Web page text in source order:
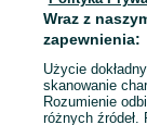
Mapa ministron
Popularne
Wraz z
zapewnienia:
Użycie
skanowanie
Rozumienie
różnych źródeł.